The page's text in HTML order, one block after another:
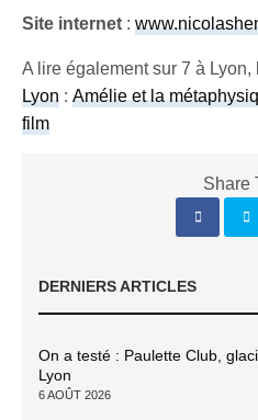
Site internet :
A lire également sur 7 à
Lyon :Amélie et la
film
Share
DERNIERS ARTICLES
On a testé : Paulette Club,
Lyon
6 AOÛT 2026